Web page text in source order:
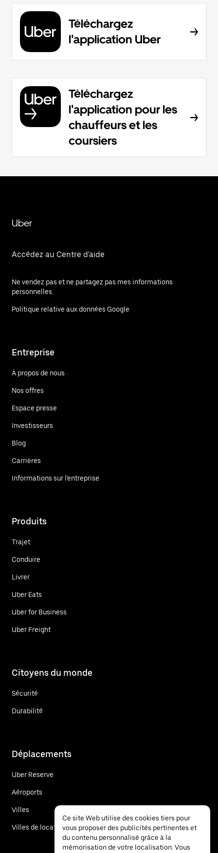
Téléchargez
l'application Uber
Téléchargez
l'application pour les
chauffeurs et les
coursiers
Uber
Accédez au Centre d'aide
Ne vendez pas et ne partagez pas mes informations
personnelles.
Politique relative aux données Google
Entreprise
À propos de nous
Nos offres
Espace presse
Investisseurs
Blog
Carrières
Informations sur l'entreprise
Produits
Trajet
Conduire
Livrer
Uber Eats
Uber for Business
Uber Freight
Citoyens du monde
Sécurité
Durabilité
Déplacements
Uber Reserve
Aéroports
Villes
Villes de location de voitures
Ce site Web utilise des cookies tiers pour
vous proposer des publicités pertinentes et
du contenu personnalisé grâce à la
mémorisation de votre localisation. Vous